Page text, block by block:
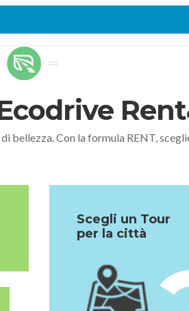
Con la formula RENT,
Scegli un Tour
per la città